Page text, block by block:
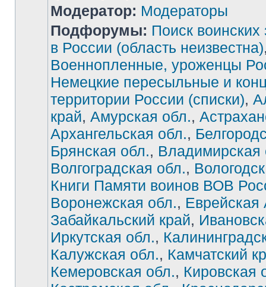
Модератор: Модераторы
Подфорумы: Поиск
в России (область неизвестна)
Военнопленные, уроженцы
Немецкие пересыльные и
территории России (списки),
край, Амурская обл.,
Архангельская обл.,
Брянская обл., Владимирская
Волгоградская обл.,
Книги Памяти воинов ВОВ
Воронежская обл.,
Забайкальский край,
Иркутская обл.,
Калужская обл., Камчатский
Кемеровская обл., Кировская